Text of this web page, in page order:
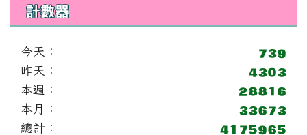
計數器
今天：
昨天：
本週：
本月：
總計：